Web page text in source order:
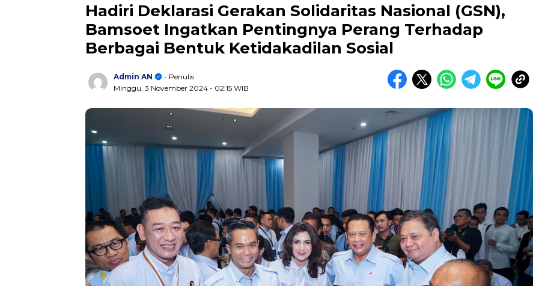
Hadiri Deklarasi Gerakan Solidaritas Nasional (GSN),
Bamsoet Ingatkan Pentingnya Perang Terhadap
Berbagai Bentuk Ketidakadilan Sosial
Admin AN
- Penulis
Minggu, 3 November 2024 - 02:15 WIB